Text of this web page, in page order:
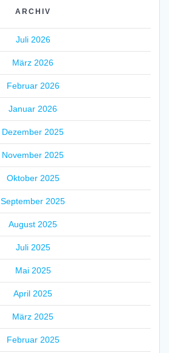
ARCHIV
Juli 2026
März 2026
Februar 2026
Januar 2026
Dezember 2025
November 2025
Oktober 2025
September 2025
August 2025
Juli 2025
Mai 2025
April 2025
März 2025
Februar 2025